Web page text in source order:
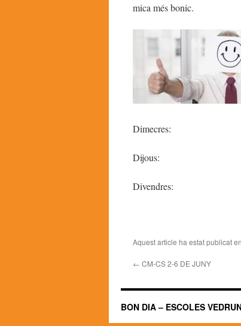
mica més bonic.
Dimecres:
Dijous:
Divendres:
Aquest article ha estat publicat en
← CM-CS 2-6 DE JUNY
BON DIA – ESCOLES